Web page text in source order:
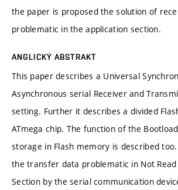
the paper is proposed the solution of
problematic in the application section.
ANGLICKÝ ABSTRAKT
This paper describes a Universal
Asynchronous serial Receiver and
setting. Further it describes a divided
ATmega chip. The function of the
storage in Flash memory is described
the transfer data problematic in Not
Section by the serial communication